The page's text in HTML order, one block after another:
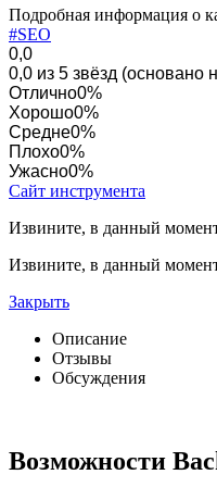
Подробная информация о
#SEO
0,0
0,0 из 5 звёзд (основано
Отлично0%
Хорошо0%
Средне0%
Плохо0%
Ужасно0%
Сайт инструмента
Извините, в данный
Извините, в данный
Закрыть
Описание
Отзывы
Обсуждения
Возможности